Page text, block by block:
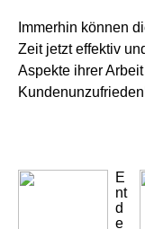
Immerhin können
Zeit jetzt effektiv
Aspekte ihrer
E
nt
d
e